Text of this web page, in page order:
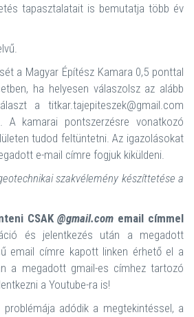
tapasztalatait is bemutatja több év
a Magyar Építész Kamara 0,5 ponttal
ha helyesen válaszolsz az alább
a titkar.tajepiteszek@gmail.com
A kamarai pontszerzésre vonatkozó
tudod feltüntetni. Az igazolásokat
e-mail címre fogjuk kiküldeni.
szakvélemény készíttetése a
CSAK@gmail.com email címmel
és jelentkezés után a megadott
email címre kapott linken érhető el a
a megadott gmail-es címhez tartozó
a Youtube-ra is!
adódik a megtekintéssel, a